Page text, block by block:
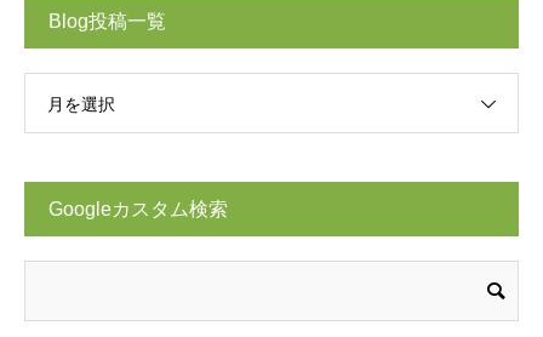
Blog投稿一覧
月を選択
Googleカスタム検索